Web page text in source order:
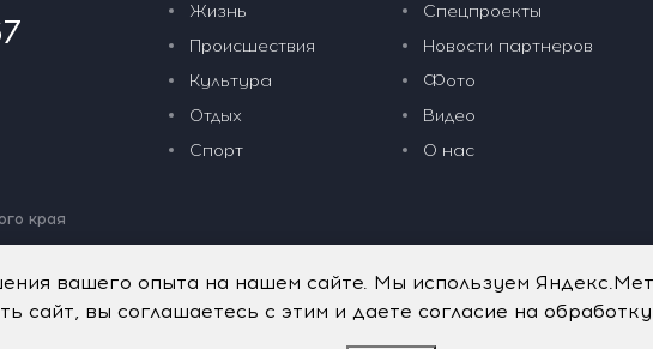
края
Жизнь
Происшествия
Культура
Отдых
Спорт
Спецпроекты
Новости партнеров
Фото
Видео
О нас
вашего опыта на нашем сайте. Мы используем
сайт, вы соглашаетесь с этим и даете согласие на